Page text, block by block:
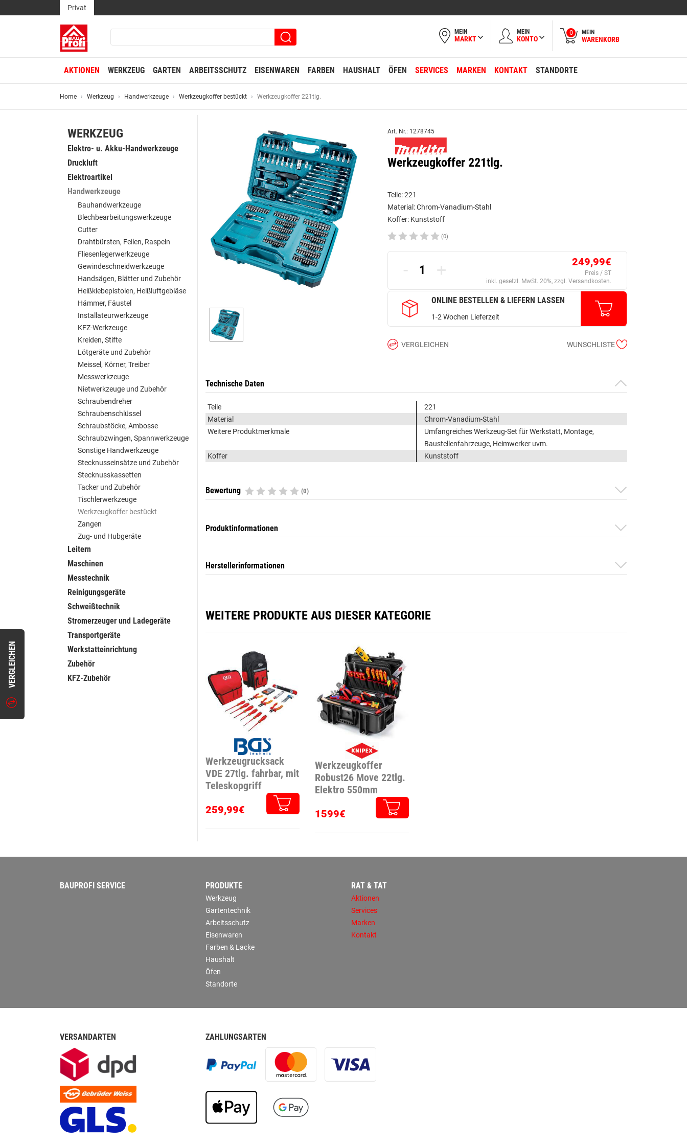
VERGLEICHEN
Privat
MEIN
MARKT
MEIN
KONTO
0 MEIN
WARENKORB
AKTIONEN WERKZEUG GARTEN ARBEITSSCHUTZ EISENWAREN FARBEN HAUSHALT ÖFEN SERVICES MARKEN KONTAKT STANDORTE
Home Werkzeug Handwerkzeuge Werkzeugkoffer bestückt Werkzeugkoffer 221tlg.
WERKZEUG
Elektro- u. Akku-Handwerkzeuge
Druckluft
Elektroartikel
Handwerkzeuge
Bauhandwerkzeuge
Blechbearbeitungswerkzeuge
Cutter
Drahtbürsten, Feilen, Raspeln
Fliesenlegerwerkzeuge
Gewindeschneidwerkzeuge
Handsägen, Blätter und Zubehör
Heißklebepistolen, Heißluftgebläse
Hämmer, Fäustel
Installateurwerkzeuge
KFZ-Werkzeuge
Kreiden, Stifte
Lötgeräte und Zubehör
Meissel, Körner, Treiber
Messwerkzeuge
Nietwerkzeuge und Zubehör
Schraubendreher
Schraubenschlüssel
Schraubstöcke, Ambosse
Schraubzwingen, Spannwerkzeuge
Sonstige Handwerkzeuge
Stecknusseinsätze und Zubehör
Stecknusskassetten
Tacker und Zubehör
Tischlerwerkzeuge
Werkzeugkoffer bestückt
Zangen
Zug- und Hubgeräte
Leitern
Maschinen
Messtechnik
Reinigungsgeräte
Schweißtechnik
Stromerzeuger und Ladegeräte
Transportgeräte
Werkstatteinrichtung
Zubehör
KFZ-Zubehör
Art. Nr.: 1278745
Werkzeugkoffer 221tlg.
Teile: 221
Material: Chrom-Vanadium-Stahl
Koffer: Kunststoff
(0)
- + 249,99€
Preis / ST
inkl. gesetzl. MwSt. 20%, zzgl. Versandkosten.
ONLINE BESTELLEN & LIEFERN LASSEN
1-2 Wochen Lieferzeit
VERGLEICHEN WUNSCHLISTE
Technische Daten
Teile
221
Material
Chrom-Vanadium-Stahl
Weitere Produktmerkmale
Umfangreiches Werkzeug-Set für Werkstatt, Montage,
Baustellenfahrzeuge, Heimwerker uvm.
Koffer
Kunststoff
Bewertung (0)
Produktinformationen
Herstellerinformationen
WEITERE PRODUKTE AUS DIESER KATEGORIE
Werkzeugrucksack
VDE 27tlg. fahrbar, mit
Teleskopgriff
259,99€
Werkzeugkoffer
Robust26 Move 22tlg.
Elektro 550mm
1599€
BAUPROFI SERVICE PRODUKTE
Werkzeug
Gartentechnik
Arbeitsschutz
Eisenwaren
Farben & Lacke
Haushalt
Öfen
Standorte
RAT & TAT
Aktionen
Services
Marken
Kontakt
VERSANDARTEN ZAHLUNGSARTEN